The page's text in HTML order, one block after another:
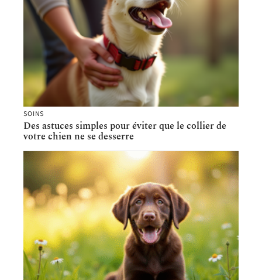
SOINS
Des astuces simples pour éviter que le collier de
votre chien ne se desserre